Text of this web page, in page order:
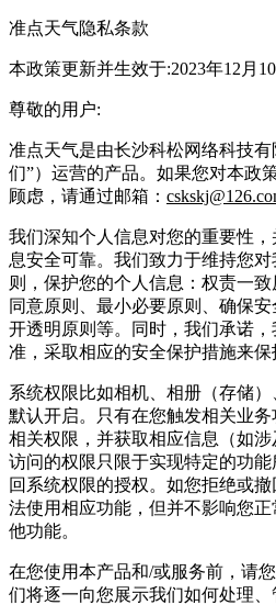
准点天气隐私条款
本政策更新并生效于:2023年12月10
尊敬的用户:
准点天气是由长沙科松网络科技
们”）运营的产品。如果您对本政
顾虑，请通过邮箱：
我们深知个人信息对您的重要性
息安全可靠。我们致力于维持您
则，保护您的个人信息：权责一
同意原则、最小必要原则、确保
开透明原则等。同时，我们承诺
准，采取相应的安全保护措施来保
系统权限比如相机、相册（存储
默认开启。只有在您触发相关业
相关权限，并获取相应信息（如
访问的权限只限于实现特定的功
回系统权限的授权。如您拒绝或
法使用相应功能，但并不影响您
他功能。
在您使用本产品和/或服务前，请
们将逐一向您展示我们如何处理